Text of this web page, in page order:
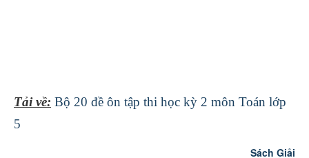
Tải về: Bộ 20 đề ôn tập thi học kỳ 2 môn Toán lớp
5
Sách Giải